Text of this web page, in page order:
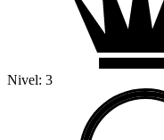
Nivel: 3